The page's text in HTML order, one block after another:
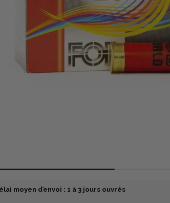
moyen d’envoi : 1 à 3 jours ouvrés